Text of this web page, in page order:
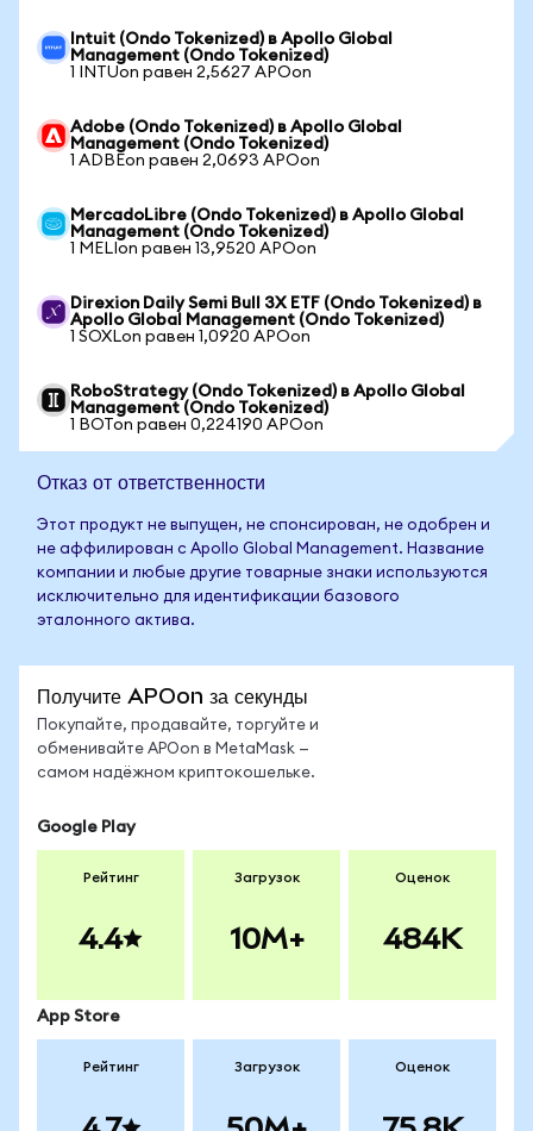
Intuit (Ondo Tokenized) в Apollo Global
Management (Ondo Tokenized)
1 INTUon равен 2,5627 APOon
Adobe (Ondo Tokenized) в Apollo Global
Management (Ondo Tokenized)
1 ADBEon равен 2,0693 APOon
MercadoLibre (Ondo Tokenized) в Apollo Global
Management (Ondo Tokenized)
1 MELIon равен 13,9520 APOon
Direxion Daily Semi Bull 3X ETF (Ondo Tokenized) в
Apollo Global Management (Ondo Tokenized)
1 SOXLon равен 1,0920 APOon
RoboStrategy (Ondo Tokenized) в Apollo Global
Management (Ondo Tokenized)
1 BOTon равен 0,224190 APOon
Отказ от ответственности
Этот продукт не выпущен, не спонсирован, не одобрен и
не аффилирован с Apollo Global Management. Название
компании и любые другие товарные знаки используются
исключительно для идентификации базового
эталонного актива.
Получите APOon за секунды
Покупайте, продавайте, торгуйте и
обменивайте APOon в MetaMask —
самом надёжном криптокошельке.
Google Play
Рейтинг
4.4
Загрузок
10M+
Оценок
484K
App Store
Рейтинг Загрузок Оценок